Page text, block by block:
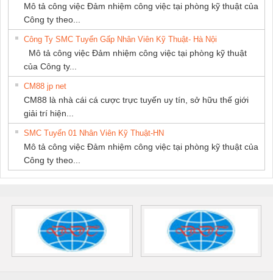
Mô tả công việc Đảm nhiệm công việc tại phòng kỹ thuật của
Công ty theo...
Công Ty SMC Tuyển Gấp Nhân Viên Kỹ Thuật- Hà Nội
Mô tả công việc Đảm nhiệm công việc tại phòng kỹ thuật
của Công ty...
CM88 jp net
CM88 là nhà cái cá cược trực tuyến uy tín, sở hữu thế giới
giải trí hiện...
SMC Tuyển 01 Nhân Viên Kỹ Thuật-HN
Mô tả công việc Đảm nhiệm công việc tại phòng kỹ thuật của
Công ty theo...